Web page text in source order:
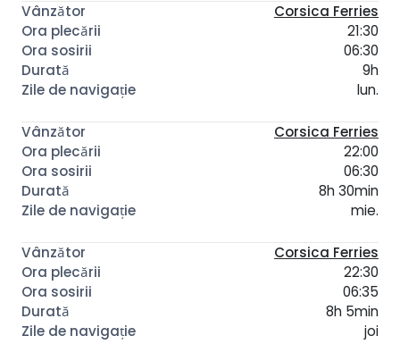
Corsica Ferries
21:30
06:30
9h
lun.
Corsica Ferries
22:00
06:30
8h 30min
mie.
Corsica Ferries
22:30
06:35
8h 5min
joi